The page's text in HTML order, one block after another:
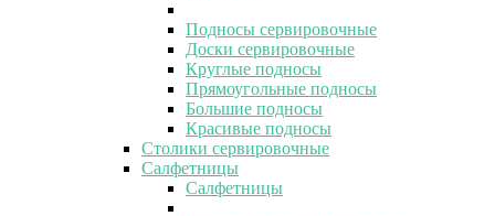
Подносы сервировочные
Доски сервировочные
Круглые подносы
Прямоугольные подносы
Большие подносы
Красивые подносы
Столики сервировочные
Салфетницы
Салфетницы